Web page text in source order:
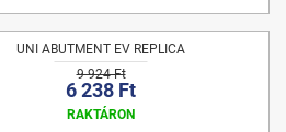
UNI ABUTMENT EV REPLICA
9 924 Ft
6 238 Ft
RAKTÁRON